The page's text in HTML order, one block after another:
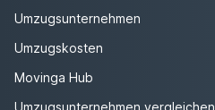
Umzugsunternehmen
Umzugskosten
Movinga Hub
Umzugsunternehmen vergleichen